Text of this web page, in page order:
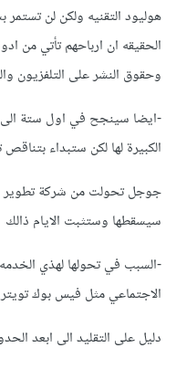
هوليود التقنيه ولكن لن
الحقيقه ان ارباحهم تأتي من
وحقوق النشر على التلفزيون
-ايضا سينجح في اول ستة الى
الكبيرة لها لكن ستبداء
جوجل تحولت من شركة تطوير
سيسقطها وستثبت الايام ذالك
-السبب في تحولها لهذي
الاجتماعي مثل فيس بوك
دليل على التقليد الى ابعد